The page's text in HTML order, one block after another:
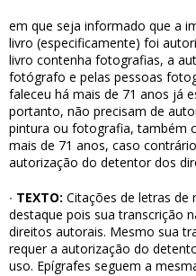
em que seja informado que a
livro (especificamente) foi
livro contenha fotografias, a
fotógrafo e pelas pessoas
faleceu há mais de 71 anos já
portanto, não precisam de
pintura ou fotografia, também
mais de 71 anos, caso
autorização do detentor dos
∙ TEXTO: Citações de letras de
destaque pois sua transcrição
direitos autorais. Mesmo sua
requer a autorização do
uso. Epígrafes seguem a